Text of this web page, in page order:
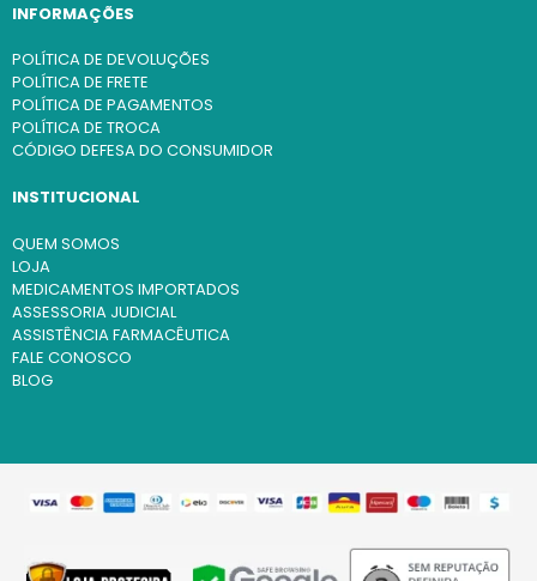
INFORMAÇÕES
POLÍTICA DE DEVOLUÇÕES
POLÍTICA DE FRETE
POLÍTICA DE PAGAMENTOS
POLÍTICA DE TROCA
CÓDIGO DEFESA DO CONSUMIDOR
INSTITUCIONAL
QUEM SOMOS
LOJA
MEDICAMENTOS IMPORTADOS
ASSESSORIA JUDICIAL
ASSISTÊNCIA FARMACÊUTICA
FALE CONOSCO
BLOG